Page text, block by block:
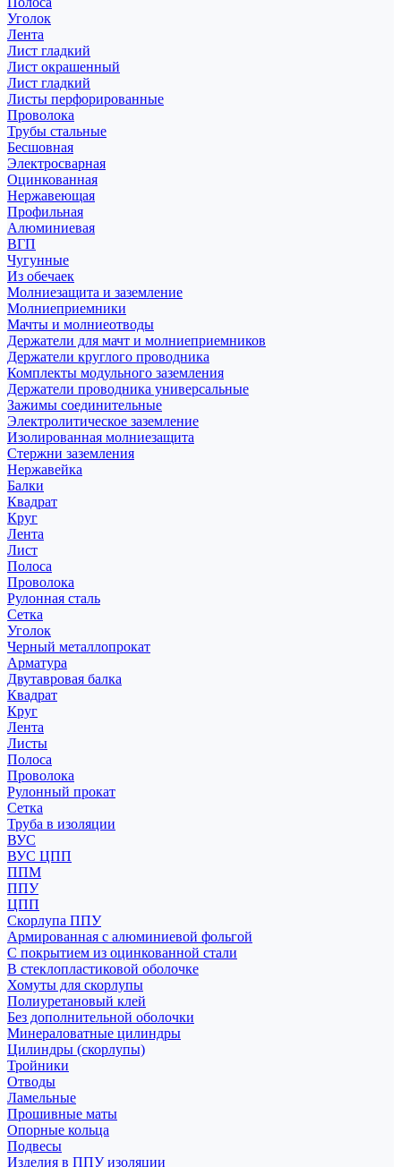
Уголок
Лента
Лист гладкий
Лист окрашенный
Лист гладкий
Листы перфорированные
Проволока
Трубы стальные
Бесшовная
Электросварная
Оцинкованная
Нержавеющая
Профильная
Алюминиевая
ВГП
Чугунные
Из обечаек
Молниезащита и заземление
Молниеприемники
Мачты и молниеотводы
Держатели для мачт и молниеприемников
Держатели круглого проводника
Комплекты модульного заземления
Держатели проводника универсальные
Зажимы соединительные
Электролитическое заземление
Изолированная молниезащита
Стержни заземления
Нержавейка
Балки
Квадрат
Круг
Лента
Лист
Полоса
Проволока
Рулонная сталь
Сетка
Уголок
Черный металлопрокат
Арматура
Двутавровая балка
Квадрат
Круг
Лента
Листы
Полоса
Проволока
Рулонный прокат
Сетка
Труба в изоляции
ВУС
ВУС ЦПП
ППМ
ППУ
ЦПП
Скорлупа ППУ
Армированная с алюминиевой фольгой
С покрытием из оцинкованной стали
В стеклопластиковой оболочке
Хомуты для скорлупы
Полиуретановый клей
Без дополнительной оболочки
Минераловатные цилиндры
Цилиндры (скорлупы)
Тройники
Отводы
Ламельные
Прошивные маты
Опорные кольца
Подвесы
Изделия в ППУ изоляции